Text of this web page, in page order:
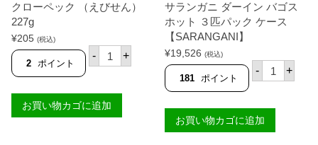
Ａ
Ｇ
Ａ
】
個
産
】
個
クローペック （えびせん）
227g
¥205 (税込)
2 ポイント
- ク
ロ
ッ
ク
（
+
お買い物カゴに追加
サランガニ ダーイン バゴス
ホット ３匹パック ケース
【SARANGANI】
¥19,526 (税込)
181 ポイント
- サ
ラ
ニ
ダ
ー
+
お買い物カゴに追加